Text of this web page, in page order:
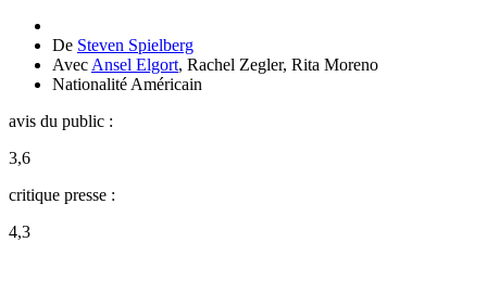
De Steven Spielberg
Avec Ansel Elgort, Rachel Zegler, Rita Moreno
Nationalité Américain
avis du public :
3,6
critique presse :
4,3